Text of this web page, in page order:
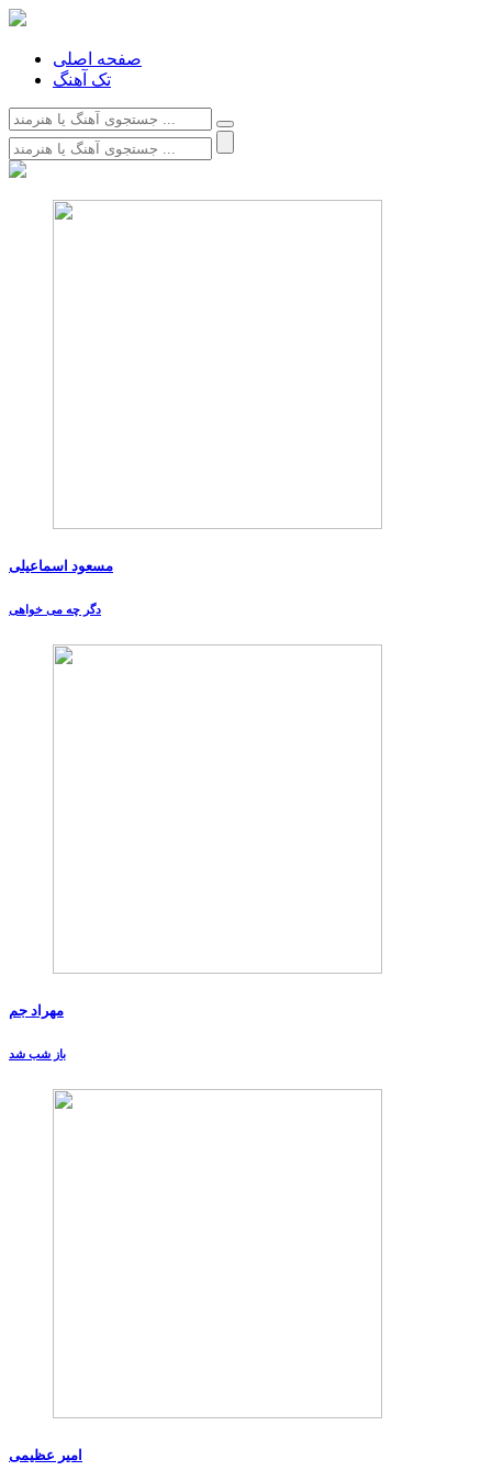
صفحه اصلی
تک آهنگ
مسعود اسماعیلی
دگر چه می خواهی
مهراد جم
باز شب شد
امیر عظیمی